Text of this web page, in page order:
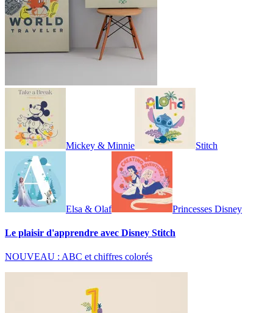
Mickey & Minnie Stitch
Elsa & Olaf Princesses Disney
Le plaisir d'apprendre avec Disney Stitch
NOUVEAU : ABC et chiffres colorés